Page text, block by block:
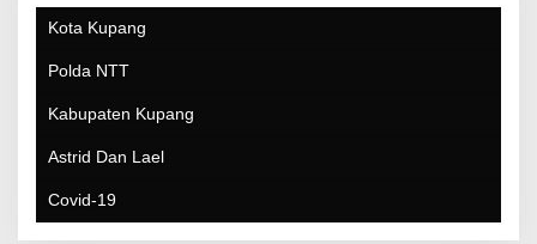
Kota Kupang
Polda NTT
Kabupaten Kupang
Astrid Dan Lael
Covid-19